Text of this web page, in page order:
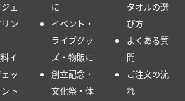
ェ
ン
イ
ッ
ト
に
イベント・
ライブグッ
ズ・物販に
創立記念・
文化祭・体
タオルの選
び方
よくある質
問
ご注文の流
れ